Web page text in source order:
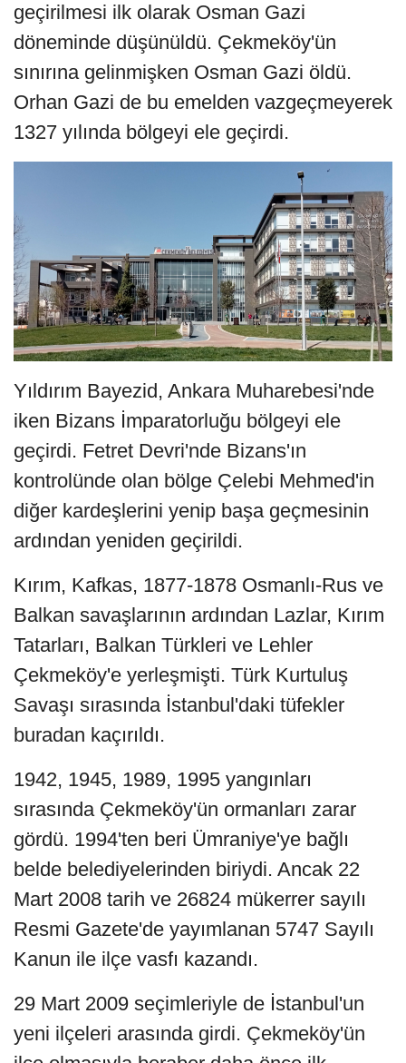
geçirilmesi ilk olarak Osman Gazi
döneminde düşünüldü. Çekmeköy'ün
sınırına gelinmişken Osman Gazi öldü.
Orhan Gazi de bu emelden vazgeçmeyerek
1327 yılında bölgeyi ele geçirdi.
Yıldırım Bayezid, Ankara Muharebesi'nde
iken Bizans İmparatorluğu bölgeyi ele
geçirdi. Fetret Devri'nde Bizans'ın
kontrolünde olan bölge Çelebi Mehmed'in
diğer kardeşlerini yenip başa geçmesinin
ardından yeniden geçirildi.
Kırım, Kafkas, 1877-1878 Osmanlı-Rus ve
Balkan savaşlarının ardından Lazlar, Kırım
Tatarları, Balkan Türkleri ve Lehler
Çekmeköy'e yerleşmişti. Türk Kurtuluş
Savaşı sırasında İstanbul'daki tüfekler
buradan kaçırıldı.
1942, 1945, 1989, 1995 yangınları
sırasında Çekmeköy'ün ormanları zarar
gördü. 1994'ten beri Ümraniye'ye bağlı
belde belediyelerinden biriydi. Ancak 22
Mart 2008 tarih ve 26824 mükerrer sayılı
Resmi Gazete'de yayımlanan 5747 Sayılı
Kanun ile ilçe vasfı kazandı.
29 Mart 2009 seçimleriyle de İstanbul'un
yeni ilçeleri arasında girdi. Çekmeköy'ün